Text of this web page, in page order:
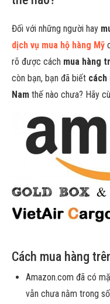
Đối với những người hay
dịch vụ mua hộ hàng Mỹ
rõ được cách mua hàng
còn bạn, bạn đã biết cách
Nam thế nào chưa? Hãy
Cách mua hàng
Amazon.com đã có
vẫn chưa nằm trong